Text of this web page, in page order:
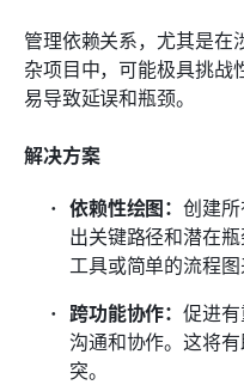
管理依赖关系，尤其是在
杂项目中，可能极具挑战
易导致延误和瓶颈。
解决方案
依赖性绘图：创建
出关键路径和潜在
工具或简单的流程图
跨功能协作：促进
沟通和协作。这将
突。